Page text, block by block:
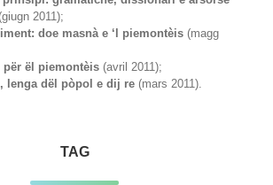
2011);
doe masnà e ‘l piemontèis (magg
për ël piemontèis (avril 2011);
lenga dël pòpol e dij re (mars 2011).
TAG